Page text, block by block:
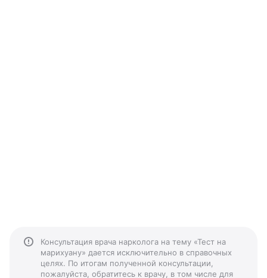
Консультация врача нарколога на тему «Тест на
марихуану» дается исключительно в справочных
целях. По итогам полученной консультации,
пожалуйста, обратитесь к врачу, в том числе для